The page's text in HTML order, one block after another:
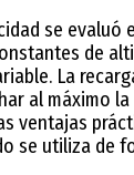
se evaluó
de
La
al máximo
ventajas
se utiliza de